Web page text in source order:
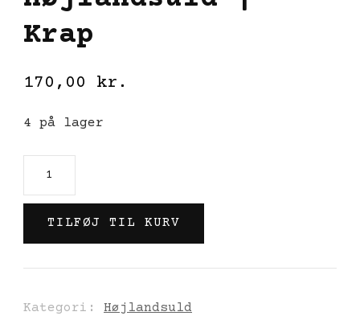
Krap
170,00 kr.
4 på lager
|
Krap
antal
TILFØJ TIL KURV
Kategori: Højlandsuld